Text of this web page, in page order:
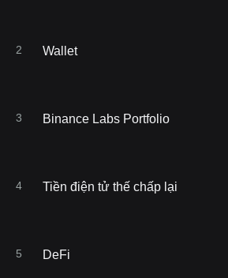
2 Wallet
3 Binance Labs Portfolio
4 Tiền điện tử thế chấp lại
5 DeFi